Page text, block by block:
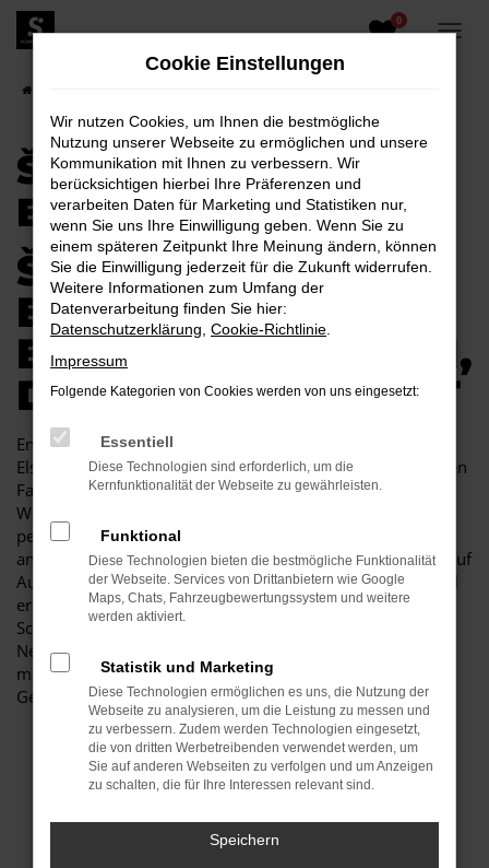
Zum
Hauptinhalt
0
ŠKODA CITIGO FÜR
ELSTERWERDA
ŠKODA CITIGO FÜR
ELSTERWERDA
EINE KOMBINATION,
DIE EINFACH PASST
Endlich angekommen: mit einem Škoda Citigo in
Elsterwerda machen Sie alles richtig und sitzen im perfekten
Fahrzeug für diese Stadt. Einerseits sind Sie dank der
Wendigkeit und der sparsamen und effizienten Motoren
perfekt auf den Stadtverkehr von Elsterwerda eingerichtet,
andererseits ist der Škoda Citigo jedoch auch für Fahrten auf
Autobahn oder Landstraße geeignet. Das vielseitige Modell
erhalten Sie als Kunde aus Elsterwerda im Autohaus
Schiefelbein. Wir bieten Ihnen den Škoda Citigo sowohl als
Neuwagen als auch als Tageszulassung. Wer noch etwas
mehr sparen möchte, entscheidet sich für ein
Gebrauchtfahrzeug oder einen Jahreswagen.
FEHLER: NETWORK ERROR
Beim Laden ist ein Fehler aufgetreten.
Hier sind ein paar Tipps, die dir helfen können:
Cookie Einstellungen
Wir nutzen Cookies, um Ihnen die bestmögliche
Nutzung unserer Webseite zu ermöglichen und unsere
Kommunikation mit Ihnen zu verbessern. Wir
berücksichtigen hierbei Ihre Präferenzen und
verarbeiten Daten für Marketing und Statistiken nur,
wenn Sie uns Ihre Einwilligung geben. Wenn Sie zu
einem späteren Zeitpunkt Ihre Meinung ändern, können
Sie die Einwilligung jederzeit für die Zukunft widerrufen.
Weitere Informationen zum Umfang der
Datenverarbeitung finden Sie hier:
Datenschutzerklärung Cookie-Richtlinie
Impressum
Folgende Kategorien von Cookies werden von uns eingesetzt:
Essentiell
Diese Technologien sind erforderlich, um die
Kernfunktionalität der Webseite zu gewährleisten.
Funktional
Diese Technologien bieten die bestmögliche Funktionalität
der Webseite. Services von Drittanbietern wie Google
Maps, Chats, Fahrzeugbewertungssystem und weitere
werden aktiviert.
Statistik und Marketing
Diese Technologien ermöglichen es uns, die Nutzung der
Webseite zu analysieren, um die Leistung zu messen und
zu verbessern. Zudem werden Technologien eingesetzt,
die von dritten Werbetreibenden verwendet werden, um
Sie auf anderen Webseiten zu verfolgen und um Anzeigen
zu schalten, die für Ihre Interessen relevant sind.
Speichern